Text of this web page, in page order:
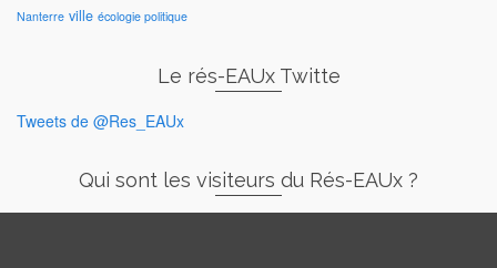
Nanterre ville écologie politique
Le rés-EAUx Twitte
Tweets de @Res_EAUx
Qui sont les visiteurs du Rés-EAUx ?